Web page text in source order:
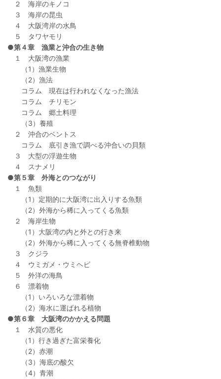
２ 海岸のキノコ
３ 海岸の昆虫
４ 大阪湾岸の水鳥
５ タワヤモリ
●第４章 漁業と沖合の生き物
１ 大阪湾の漁業
（1）漁業生物
（2）漁法
コラム 現在は行われなくなった漁法
コラム チリモン
コラム 郷土料理
（3）養殖
２ 沖合のベントス
コラム 底引き漁で調べる沖合いの貝類
３ 大型の浮遊生物
４ スナメリ
●第５章 外海とのつながり
１ 魚類
（1）定期的に大阪湾に出入りする魚類
（2）外海から稀に入ってくる魚類
２ 海岸生物
（1）大阪湾の内と外との行き来
（2）外海から稀に入ってくる無脊椎動物
３ クジラ
４ ウミガメ・ウミヘビ
５ 外洋の海鳥
６ 漂着物
（1）いろいろな漂着物
（2）海水に運ばれる植物
●第６章 大阪湾のかかえる問題
１ 水質の悪化
（1）行き過ぎた富栄養化
（2）赤潮
（3）海底の酸欠
（4）青潮